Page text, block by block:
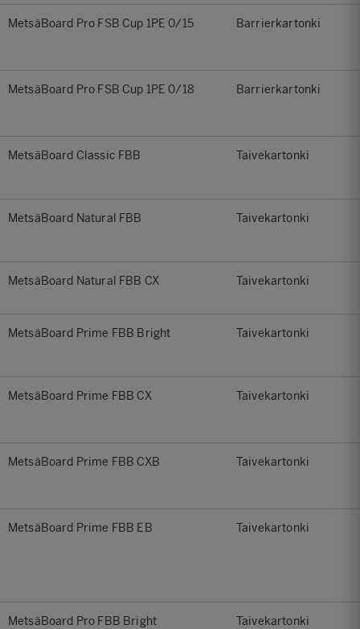
MetsäBoard Pro FSB Cup 1PE 0/15 Barrierkartonki
MetsäBoard Pro FSB Cup 1PE 0/18 Barrierkartonki
MetsäBoard Classic FBB Taivekartonki
MetsäBoard Natural FBB Taivekartonki
MetsäBoard Natural FBB CX Taivekartonki
MetsäBoard Prime FBB Bright Taivekartonki
MetsäBoard Prime FBB CX Taivekartonki
MetsäBoard Prime FBB CXB Taivekartonki
MetsäBoard Prime FBB EB Taivekartonki
MetsäBoard Pro FBB Bright Taivekartonki